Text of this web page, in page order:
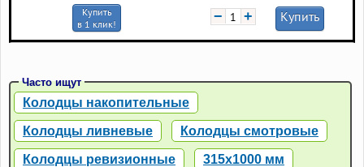
Купить
в 1 клик!
− + Купить
Часто ищут
Колодцы накопительные
Колодцы ливневые Колодцы смотровые
Колодцы ревизионные 315х1000 мм